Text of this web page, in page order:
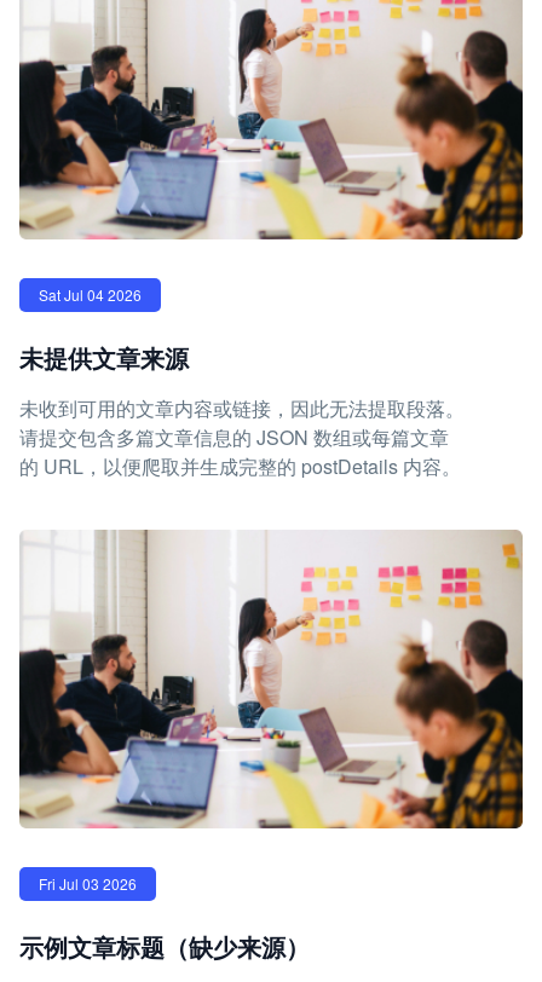
Sat Jul 04 2026
未提供文章来源
未收到可用的文章内容或链接，因此无法提取段落。
请提交包含多篇文章信息的 JSON 数组或每篇文章
的 URL，以便爬取并生成完整的 postDetails 内容。
Fri Jul 03 2026
示例文章标题（缺少来源）